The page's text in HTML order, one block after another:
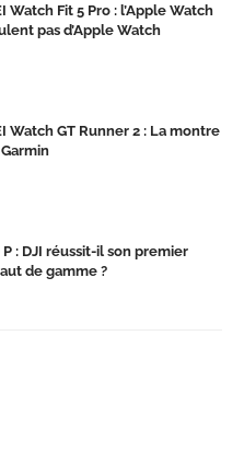
Watch Fit 5 Pro : l’Apple Watch
pas d’Apple Watch
Watch GT Runner 2 : La montre
P : DJI réussit-il son premier
de gamme ?